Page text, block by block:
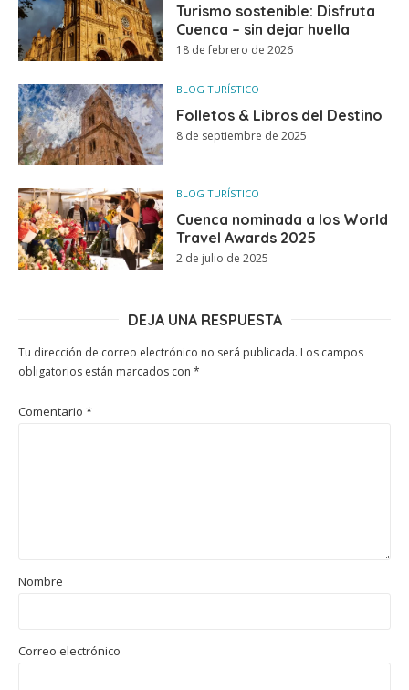
Turismo sostenible: Disfruta
Cuenca – sin dejar huella
18 de febrero de 2026
BLOG TURÍSTICO
Folletos & Libros del Destino
8 de septiembre de 2025
BLOG TURÍSTICO
Cuenca nominada a los World
Travel Awards 2025
2 de julio de 2025
DEJA UNA RESPUESTA
Tu dirección de correo electrónico no será publicada. Los campos
obligatorios están marcados con *
Comentario *
Nombre
Correo electrónico